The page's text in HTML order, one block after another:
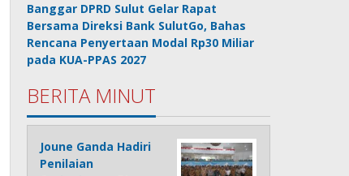
Banggar DPRD Sulut Gelar Rapat
Bersama Direksi Bank SulutGo, Bahas
Rencana Penyertaan Modal Rp30 Miliar
pada KUA-PPAS 2027
BERITA MINUT
Joune Ganda Hadiri
Penilaian